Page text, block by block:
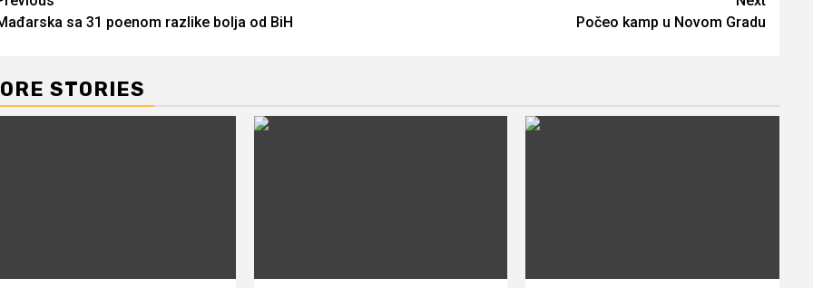
sa 31 poenom razlike bolja od BiH
Počeo kamp u Novom Gradu
STORIES